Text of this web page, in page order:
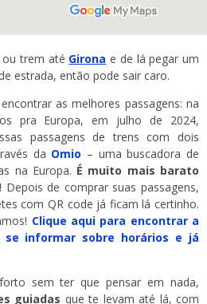
trem até Girona e de lá pegar um
estrada, então pode sair caro.
as melhores passagens: na
pra Europa, em julho de 2024,
passagens de trens com dois
da Omio – uma buscadora de
na Europa. É muito mais barato
Depois de comprar suas passagens,
com QR code já ficam lá certinho.
Clique aqui para encontrar a
informar sobre horários e já
sem ter que pensar em nada,
guiadas que te levam até lá, com